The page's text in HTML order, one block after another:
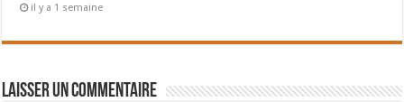
il y a 1 semaine
Laisser un commentaire